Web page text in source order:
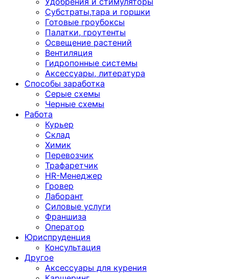
Субстраты,тара и горшки
Готовые гроубоксы
Палатки, гроутенты
Освещение растений
Вентиляция
Гидропонные системы
Аксессуары, литература
Способы заработка
Серые схемы
Черные схемы
Работа
Курьер
Склад
Химик
Перевозчик
Трафаретчик
HR-Менеджер
Гровер
Лаборант
Силовые услуги
Франшиза
Оператор
Юриспруденция
Консультация
Другoе
Аксессуары для курения